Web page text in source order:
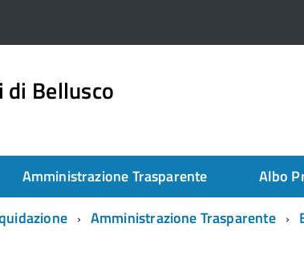
di Bellusco
Amministrazione Trasparente Albo
Amministrazione Trasparente